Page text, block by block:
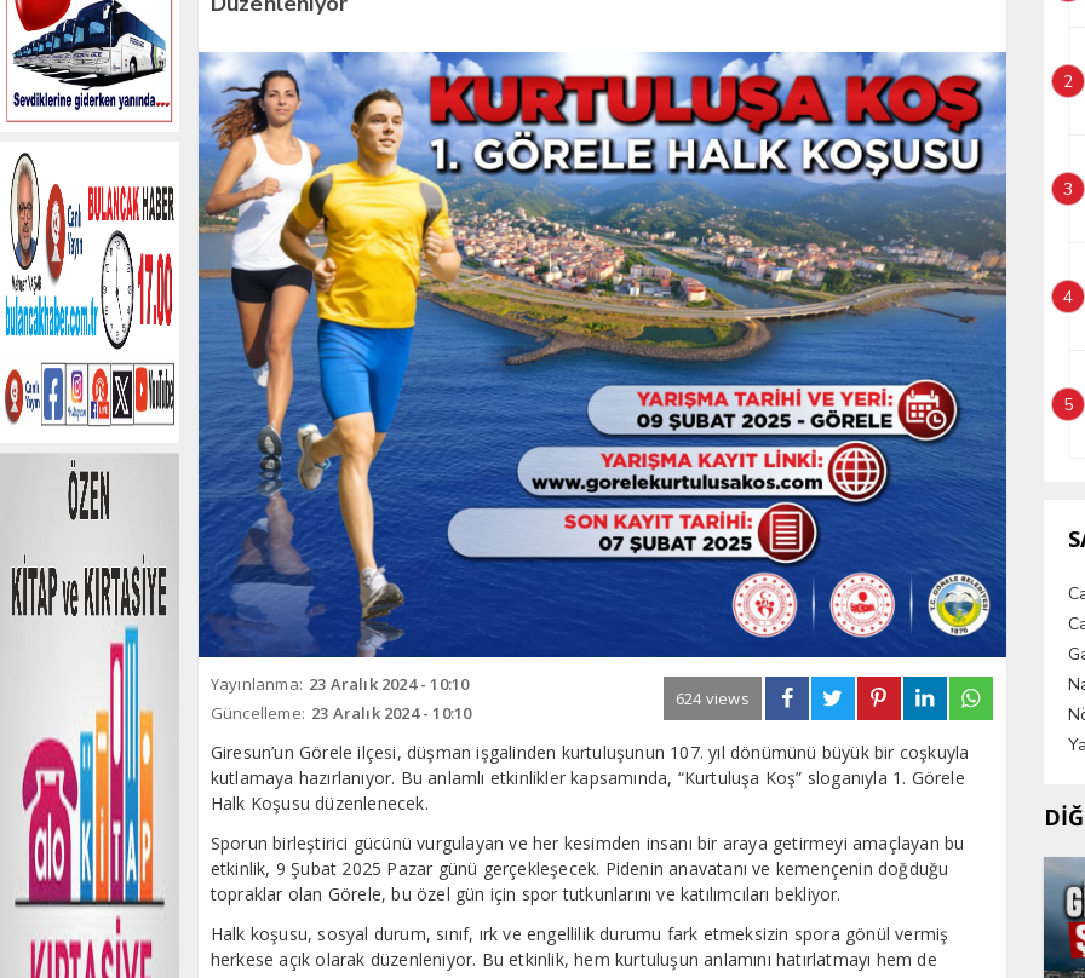
Yayınlanma: 23 Aralık 2024 - 10:10
Güncelleme: 23 Aralık 2024 - 10:10
624 views
Giresun’un Görele ilçesi, düşman işgalinden kurtuluşunun 107. yıl dönümünü büyük bir coşkuyla
kutlamaya hazırlanıyor. Bu anlamlı etkinlikler kapsamında, “Kurtuluşa Koş” sloganıyla 1. Görele
Halk Koşusu düzenlenecek.
Sporun birleştirici gücünü vurgulayan ve her kesimden insanı bir araya getirmeyi amaçlayan bu
etkinlik, 9 Şubat 2025 Pazar günü gerçekleşecek. Pidenin anavatanı ve kemençenin doğduğu
topraklar olan Görele, bu özel gün için spor tutkunlarını ve katılımcıları bekliyor.
Halk koşusu, sosyal durum, sınıf, ırk ve engellilik durumu fark etmeksizin spora gönül vermiş
herkese açık olarak düzenleniyor. Bu etkinlik, hem kurtuluşun anlamını hatırlatmayı hem de
2
3
4
5